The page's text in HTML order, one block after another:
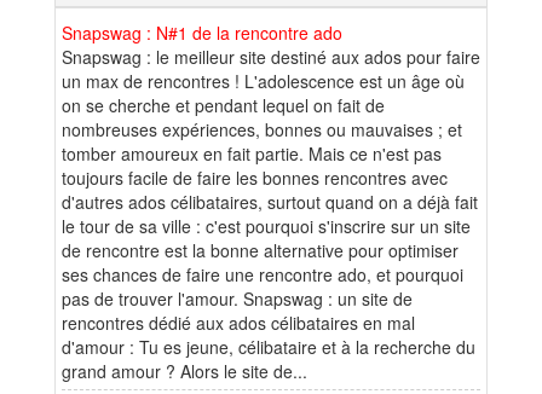
Snapswag : N#1 de la rencontre ado
Snapswag : le meilleur site destiné aux ados pour faire
un max de rencontres ! L'adolescence est un âge où
on se cherche et pendant lequel on fait de
nombreuses expériences, bonnes ou mauvaises ; et
tomber amoureux en fait partie. Mais ce n'est pas
toujours facile de faire les bonnes rencontres avec
d'autres ados célibataires, surtout quand on a déjà fait
le tour de sa ville : c'est pourquoi s'inscrire sur un site
de rencontre est la bonne alternative pour optimiser
ses chances de faire une rencontre ado, et pourquoi
pas de trouver l'amour. Snapswag : un site de
rencontres dédié aux ados célibataires en mal
d'amour : Tu es jeune, célibataire et à la recherche du
grand amour ? Alors le site de...